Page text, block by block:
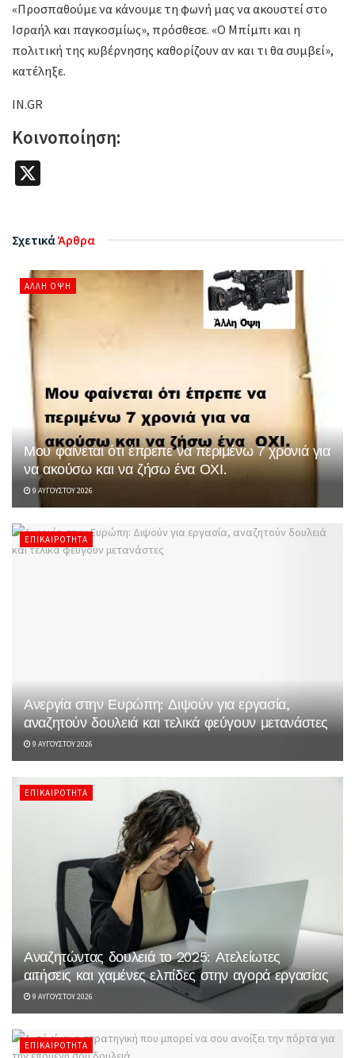
«Προσπαθούμε να κάνουμε τη φωνή μας να ακουστεί στο
Ισραήλ και παγκοσμίως», πρόσθεσε. «Ο Μπίμπι και η
πολιτική της κυβέρνησης καθορίζουν αν και τι θα συμβεί»,
κατέληξε.
IN.GR
Κοινοποίηση:
ΣχετικάΆρθρα
ΆΛΛΗ ΌΨΗ
Μου φαίνεται ότι έπρεπε να περιμένω 7 χρονιά για
να ακούσω και να ζήσω ένα ΟΧΙ.
9 ΑΥΓΟΎΣΤΟΥ 2026
ΕΠΙΚΑΙΡΌΤΗΤΑ
Ανεργία στην Ευρώπη: Διψούν για εργασία,
αναζητούν δουλειά και τελικά φεύγουν μετανάστες
9 ΑΥΓΟΎΣΤΟΥ 2026
ΕΠΙΚΑΙΡΌΤΗΤΑ
Αναζητώντας δουλειά το 2025: Ατελείωτες
αιτήσεις και χαμένες ελπίδες στην αγορά εργασίας
9 ΑΥΓΟΎΣΤΟΥ 2026
ΕΠΙΚΑΙΡΌΤΗΤΑ